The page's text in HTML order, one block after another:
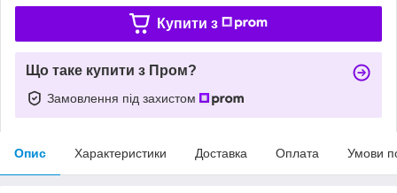
Купити з
Що таке купити з Пром?
Замовлення під захистом
Опис Характеристики Доставка Оплата Умови